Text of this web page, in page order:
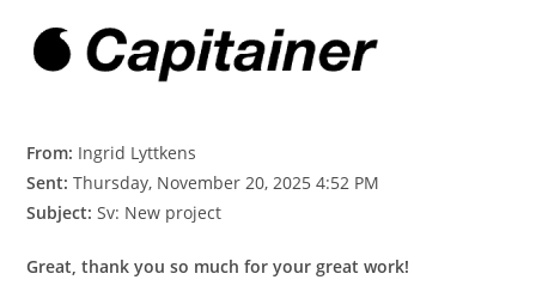
From: Ingrid Lyttkens
Sent: Thursday, November 20, 2025 4:52 PM
Subject: Sv: New project
Great, thank you so much for your great work!